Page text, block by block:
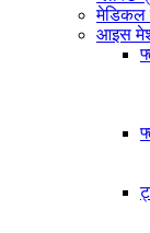
मेडिकल
आइस